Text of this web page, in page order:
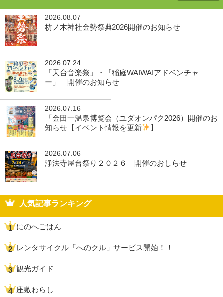
2026.08.07
枋ノ木神社金勢祭典2026開催のお知らせ
2026.07.24
「天台音楽祭」・「稲庭WAIWAIアドベンチャ
ー」 開催のお知らせ
2026.07.16
「金田一温泉博覧会（ユダオンパク2026）開催のお
知らせ【イベント情報を更新
】
2026.07.06
浄法寺屋台祭り２０２６ 開催のおしらせ
人気記事ランキング
にのへごはん
レンタサイクル「へのクル」サービス開始！！
観光ガイド
座敷わらし